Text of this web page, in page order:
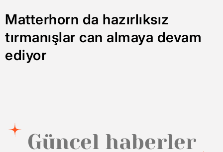
Matterhorn da hazırlıksız
tırmanışlar can almaya devam
ediyor
Güncel haberler